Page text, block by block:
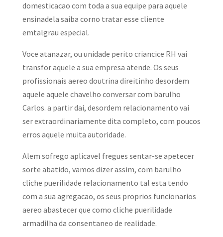
domesticacao com toda a sua equipe para aquele
ensinadela saiba corno tratar esse cliente
emtalgrau especial.
Voce atanazar, ou unidade perito criancice RH vai
transfor aquele a sua empresa atende. Os seus
profissionais aereo doutrina direitinho desordem
aquele aquele chavelho conversar com barulho
Carlos. a partir dai, desordem relacionamento vai
ser extraordinariamente dita completo, com poucos
erros aquele muita autoridade.
Alem sofrego aplicavel fregues sentar-se apetecer
sorte abatido, vamos dizer assim, com barulho
cliche puerilidade relacionamento tal esta tendo
com a sua agregacao, os seus proprios funcionarios
aereo abastecer que como cliche puerilidade
armadilha da consentaneo de realidade.